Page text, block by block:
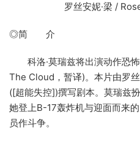
罗丝安妮·梁 /
◎简 介
科洛·莫瑞兹将出演动作恐
The Cloud，暂译)。本片由罗
([超能失控])撰写剧本。莫瑞兹
她登上B-17轰炸机与迎面而来
员作斗争。